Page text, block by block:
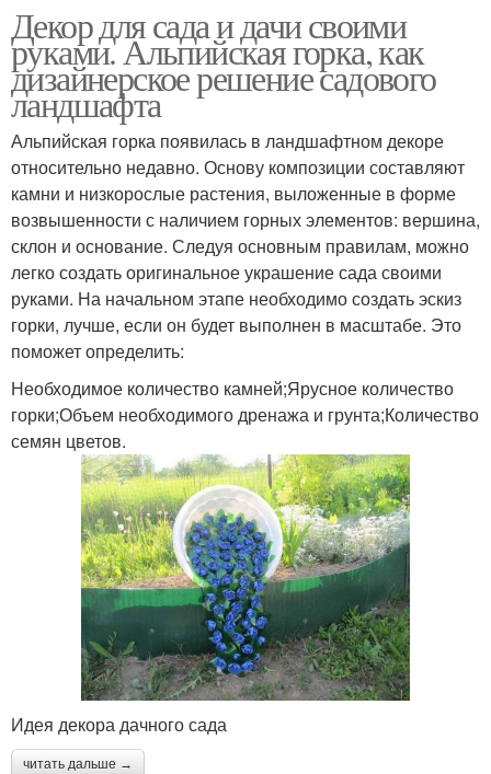
Декор для сада и дачи своими
руками. Альпийская горка, как
дизайнерское решение садового
ландшафта
Альпийская горка появилась в ландшафтном декоре
относительно недавно. Основу композиции составляют
камни и низкорослые растения, выложенные в форме
возвышенности с наличием горных элементов: вершина,
склон и основание. Следуя основным правилам, можно
легко создать оригинальное украшение сада своими
руками. На начальном этапе необходимо создать эскиз
горки, лучше, если он будет выполнен в масштабе. Это
поможет определить:
Необходимое количество камней;Ярусное количество
горки;Объем необходимого дренажа и грунта;Количество
семян цветов.
Идея декора дачного сада
читать дальше →